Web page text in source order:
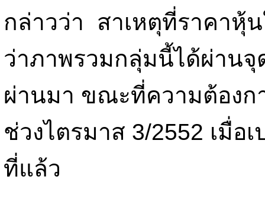
กล่าวว่า สาเหตุที่ราคาหุ้
ว่าภาพรวมกลุ่มนี้ได้ผ่านจุ
ผ่านมา ขณะที่ความต้องก
ช่วงไตรมาส 3/2552 เมื่อ
ที่แล้ว